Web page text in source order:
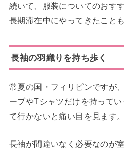
続いて、服装についてのおす
長期滞在中にやってきたこと
長袖の羽織りを持ち歩く
常夏の国・フィリピンですが
ーブやTシャツだけを持って
て行かないと痛い目を見ます。
長袖が間違いなく必要なのが